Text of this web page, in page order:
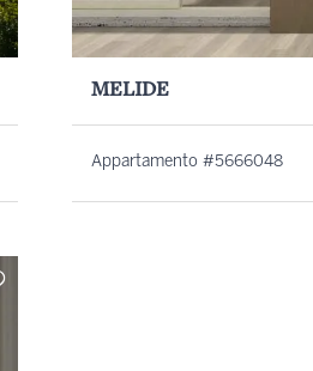
MELIDE
Appartamento #5666048